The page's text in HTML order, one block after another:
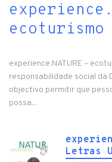
experience.NATURE –
responsabilidade social da
objectivo permitir que
possa...
Letras